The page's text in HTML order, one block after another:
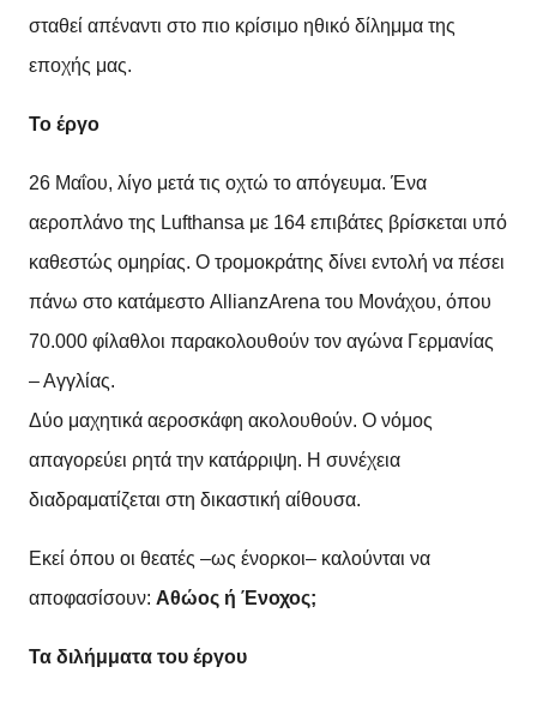
σταθεί απέναντι στο πιο κρίσιμο ηθικό δίλημμα της
εποχής μας.
To έργο
26 Μαΐου, λίγο μετά τις οχτώ το απόγευμα. Ένα
αεροπλάνο της Lufthansa με 164 επιβάτες βρίσκεται υπό
καθεστώς ομηρίας. Ο τρομοκράτης δίνει εντολή να πέσει
πάνω στο κατάμεστο AllianzArena του Μονάχου, όπου
70.000 φίλαθλοι παρακολουθούν τον αγώνα Γερμανίας
– Αγγλίας.
Δύο μαχητικά αεροσκάφη ακολουθούν. Ο νόμος
απαγορεύει ρητά την κατάρριψη. Η συνέχεια
διαδραματίζεται στη δικαστική αίθουσα.
Εκεί όπου οι θεατές –ως ένορκοι– καλούνται να
αποφασίσουν: Αθώος ή Ένοχος;
Τα διλήμματα του έργου